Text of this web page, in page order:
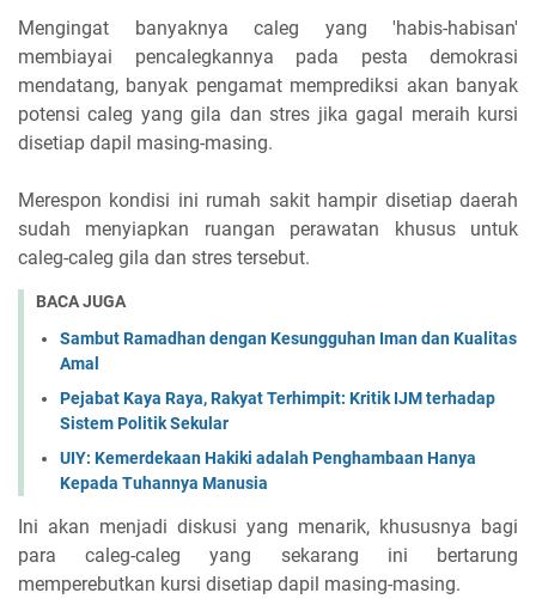
Mengingat banyaknya caleg yang 'habis-habisan'
membiayai pencalegkannya pada pesta demokrasi
mendatang, banyak pengamat memprediksi akan banyak
potensi caleg yang gila dan stres jika gagal meraih kursi
disetiap dapil masing-masing.
Merespon kondisi ini rumah sakit hampir disetiap daerah
sudah menyiapkan ruangan perawatan khusus untuk
caleg-caleg gila dan stres tersebut.
BACA JUGA
Sambut Ramadhan dengan Kesungguhan Iman dan Kualitas
Amal
Pejabat Kaya Raya, Rakyat Terhimpit: Kritik IJM terhadap
Sistem Politik Sekular
UIY: Kemerdekaan Hakiki adalah Penghambaan Hanya
Kepada Tuhannya Manusia
Ini akan menjadi diskusi yang menarik, khususnya bagi
para caleg-caleg yang sekarang ini bertarung
memperebutkan kursi disetiap dapil masing-masing.